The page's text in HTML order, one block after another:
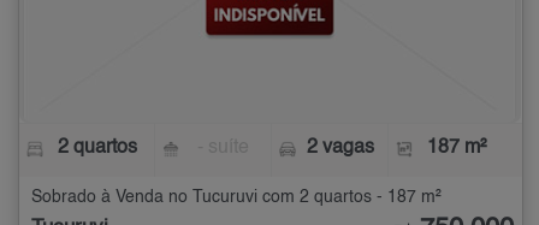
2 quartos 2 vagas 187 m²
Sobrado à Venda no Tucuruvi com 2 quartos - 187 m²